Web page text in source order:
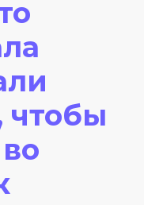
чтобы